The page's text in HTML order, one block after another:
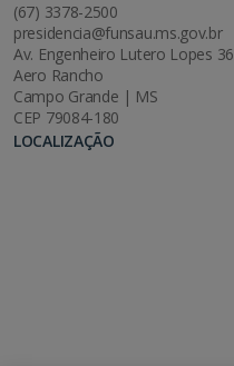
(67) 3378-2500
presidencia@funsau.ms.gov.br
Av. Engenheiro Lutero Lopes 36
Aero Rancho
Campo Grande | MS
CEP 79084-180
LOCALIZAÇÃO